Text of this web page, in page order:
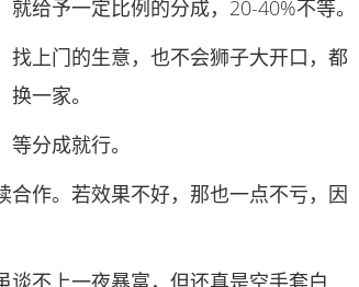
给予一定比例的分成，20-40%不等。
上门的生意，也不会狮子大开口，都
一家。
分成就行。
作。若效果不好，那也一点不亏，因
不上一夜暴富，但还真是空手套白